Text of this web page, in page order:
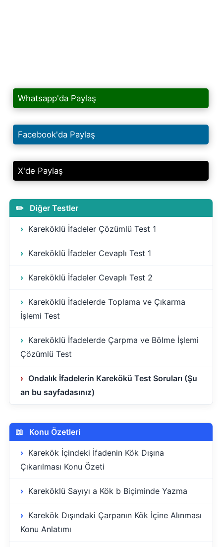
Whatsapp'da Paylaş
Facebook'da Paylaş
X'de Paylaş
Diğer Testler
Kareköklü İfadeler Çözümlü Test 1
Kareköklü İfadeler Cevaplı Test 1
Kareköklü İfadeler Cevaplı Test 2
Kareköklü İfadelerde Toplama ve Çıkarma
İşlemi Test
Kareköklü İfadelerde Çarpma ve Bölme İşlemi
Çözümlü Test
Ondalık İfadelerin Karekökü Test Soruları (Şu
an bu sayfadasınız)
Konu Özetleri
Karekök İçindeki İfadenin Kök Dışına
Çıkarılması Konu Özeti
Kareköklü Sayıyı a Kök b Biçiminde Yazma
Karekök Dışındaki Çarpanın Kök İçine Alınması
Konu Anlatımı